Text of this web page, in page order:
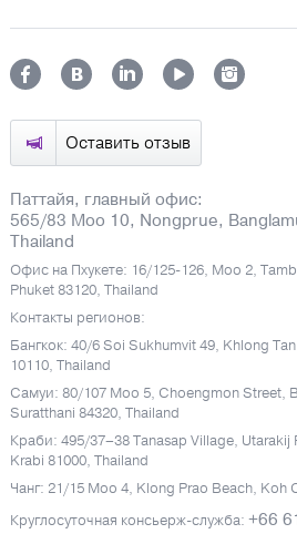
Оставить отзыв
Паттайя, главный офис:
565/83 Moo 10, Nongprue,
Thailand
Офис на Пхукете: 16/125-126, Moo 2,
Phuket 83120, Thailand
Контакты регионов:
Бангкок: 40/6 Soi Sukhumvit 49, Khlong
10110, Thailand
Самуи: 80/107 Moo 5, Choengmon Street,
Suratthani 84320, Thailand
Краби: 495/37–38 Tanasap Village, Utarakij
Krabi 81000, Thailand
Чанг: 21/15 Moo 4, Klong Prao Beach, Koh
Круглосуточная консьерж-служба: +66